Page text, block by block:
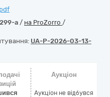
a / на ProZorro /
UA-P-2026-03-13-
Аукціон
Аукціон не відбувся